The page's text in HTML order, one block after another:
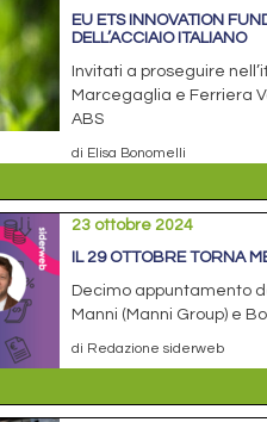
EU ETS INNOVATION
DELL’ACCIAIO ITALIANO
Invitati a proseguire
Marcegaglia e Ferriera
ABS
di Elisa Bonomelli
23 ottobre 2024
IL 29 OTTOBRE TORNA
Decimo appuntamento
Manni (Manni Group) e
di Redazione siderweb